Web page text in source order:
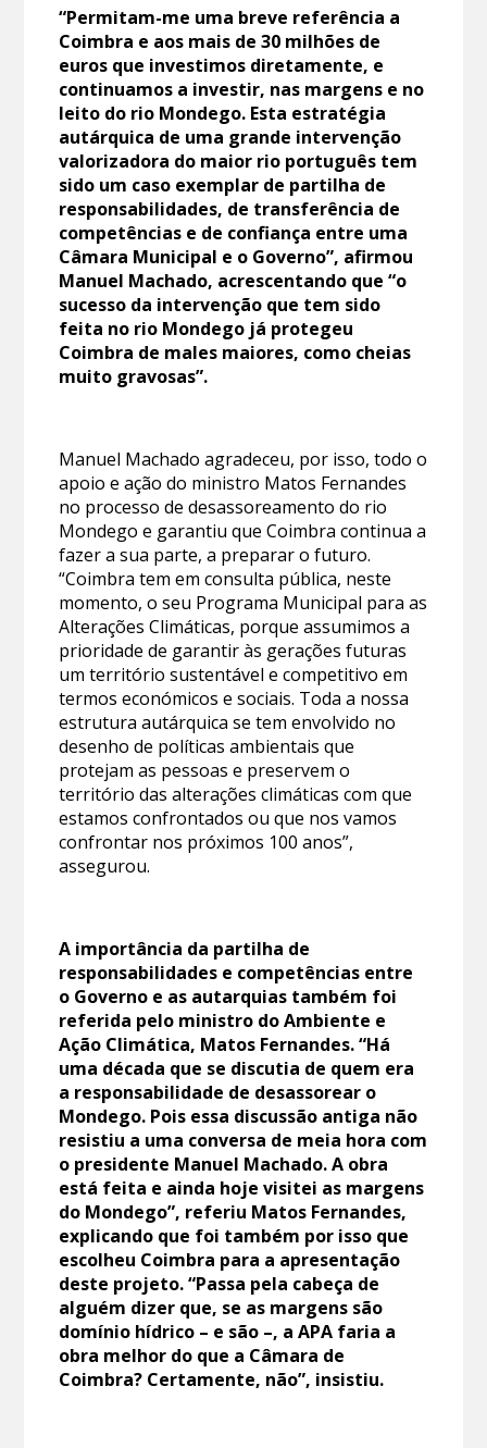
“Permitam-me uma breve referência a
Coimbra e aos mais de 30 milhões de
euros que investimos diretamente, e
continuamos a investir, nas margens e no
leito do rio Mondego. Esta estratégia
autárquica de uma grande intervenção
valorizadora do maior rio português tem
sido um caso exemplar de partilha de
responsabilidades, de transferência de
competências e de confiança entre uma
Câmara Municipal e o Governo”, afirmou
Manuel Machado, acrescentando que “o
sucesso da intervenção que tem sido
feita no rio Mondego já protegeu
Coimbra de males maiores, como cheias
muito gravosas”.
Manuel Machado agradeceu, por isso, todo o
apoio e ação do ministro Matos Fernandes
no processo de desassoreamento do rio
Mondego e garantiu que Coimbra continua a
fazer a sua parte, a preparar o futuro.
“Coimbra tem em consulta pública, neste
momento, o seu Programa Municipal para as
Alterações Climáticas, porque assumimos a
prioridade de garantir às gerações futuras
um território sustentável e competitivo em
termos económicos e sociais. Toda a nossa
estrutura autárquica se tem envolvido no
desenho de políticas ambientais que
protejam as pessoas e preservem o
território das alterações climáticas com que
estamos confrontados ou que nos vamos
confrontar nos próximos 100 anos”,
assegurou.
A importância da partilha de
responsabilidades e competências entre
o Governo e as autarquias também foi
referida pelo ministro do Ambiente e
Ação Climática, Matos Fernandes. “Há
uma década que se discutia de quem era
a responsabilidade de desassorear o
Mondego. Pois essa discussão antiga não
resistiu a uma conversa de meia hora com
o presidente Manuel Machado. A obra
está feita e ainda hoje visitei as margens
do Mondego”, referiu Matos Fernandes,
explicando que foi também por isso que
escolheu Coimbra para a apresentação
deste projeto. “Passa pela cabeça de
alguém dizer que, se as margens são
domínio hídrico – e são –, a APA faria a
obra melhor do que a Câmara de
Coimbra? Certamente, não”, insistiu.